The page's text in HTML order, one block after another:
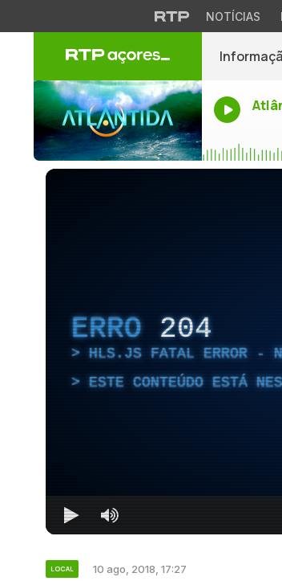
NOTÍCIAS
ERRO 204
HLS.JS FATAL ERROR -
ESTE CONTEÚDO ESTÁ
LOCAL 10 ago, 2018, 17:27